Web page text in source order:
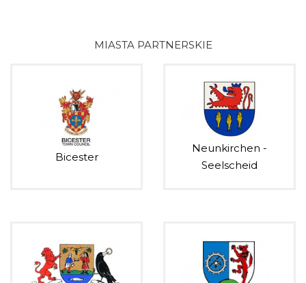
MIASTA PARTNERSKIE
Bicester
Neunkirchen -
Seelscheid